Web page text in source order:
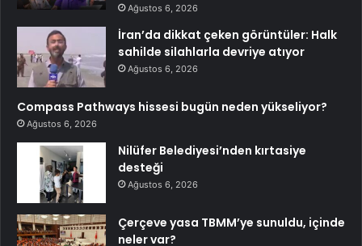
Ağustos 6, 2026
İran’da dikkat çeken görüntüler: Halk
sahilde silahlarla devriye atıyor
Ağustos 6, 2026
Compass Pathways hissesi bugün neden yükseliyor?
Ağustos 6, 2026
Nilüfer Belediyesi’nden kırtasiye
desteği
Ağustos 6, 2026
Çerçeve yasa TBMM’ye sunuldu, içinde
neler var?